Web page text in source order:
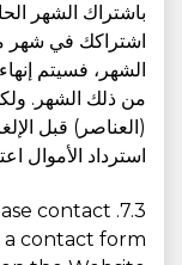
باشتراك الشهر
اشتراكك في شهر
الشهر، فسيتم
من ذلك الشهر.
(العناصر) قبل
استرداد الأموال
contact
contact form